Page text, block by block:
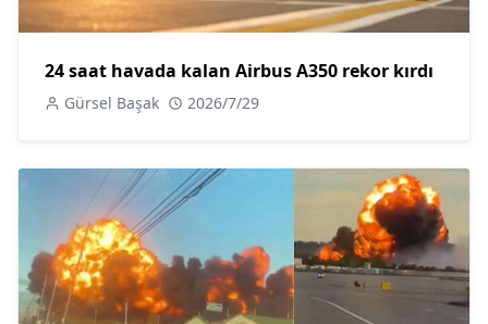
24 saat havada kalan Airbus A350 rekor kırdı
Gürsel Başak 2026/7/29